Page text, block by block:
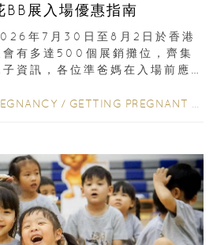
展入場優惠指南
年7月30日至8月2日於香港
有多達500個展銷攤位，齊集
資訊，各位準爸媽在入場前應
/ GETTING PREGNANT